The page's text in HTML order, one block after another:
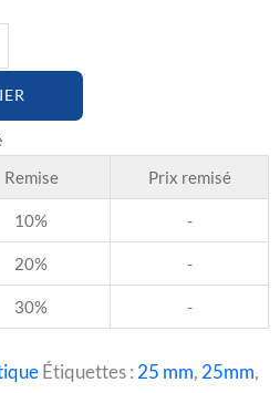
Remise Prix remisé
10% -
20% -
30% -
Étiquettes : 25 mm, 25mm,